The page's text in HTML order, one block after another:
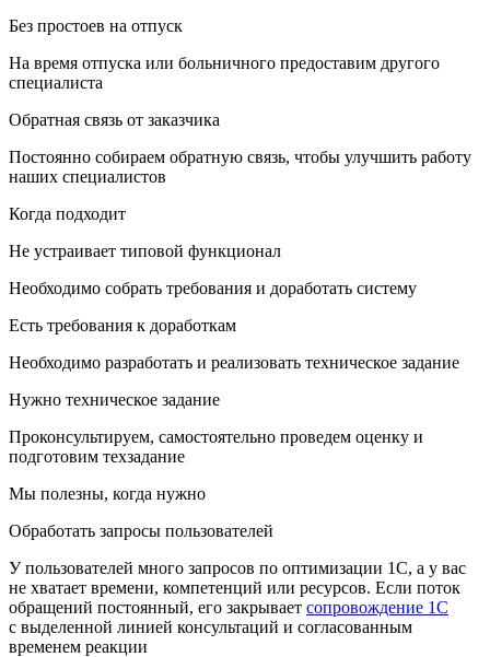
Без простоев на отпуск
На время отпуска или больничного предоставим другого
специалиста
Обратная связь от заказчика
Постоянно собираем обратную связь, чтобы улучшить работу
наших специалистов
Когда подходит
Не устраивает типовой функционал
Необходимо собрать требования и доработать систему
Есть требования к доработкам
Необходимо разработать и реализовать техническое задание
Нужно техническое задание
Проконсультируем, самостоятельно проведем оценку и
подготовим техзадание
Мы полезны, когда нужно
Обработать запросы пользователей
У пользователей много запросов по оптимизации 1С, а у вас
не хватает времени, компетенций или ресурсов. Если поток
обращений постоянный, его закрывает сопровождение 1С
с выделенной линией консультаций и согласованным
временем реакции